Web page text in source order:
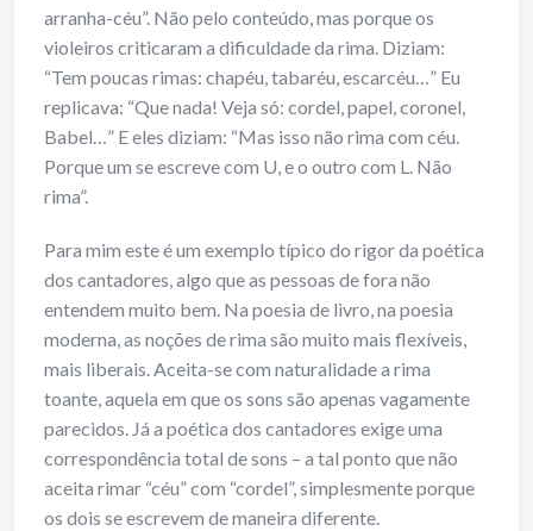
arranha-céu”. Não pelo conteúdo, mas porque os
violeiros criticaram a dificuldade da rima. Diziam:
“Tem poucas rimas: chapéu, tabaréu, escarcéu…” Eu
replicava: “Que nada! Veja só: cordel, papel, coronel,
Babel…” E eles diziam: “Mas isso não rima com céu.
Porque um se escreve com U, e o outro com L. Não
rima”.
Para mim este é um exemplo típico do rigor da poética
dos cantadores, algo que as pessoas de fora não
entendem muito bem. Na poesia de livro, na poesia
moderna, as noções de rima são muito mais flexíveis,
mais liberais. Aceita-se com naturalidade a rima
toante, aquela em que os sons são apenas vagamente
parecidos. Já a poética dos cantadores exige uma
correspondência total de sons – a tal ponto que não
aceita rimar “céu” com “cordel”, simplesmente porque
os dois se escrevem de maneira diferente.